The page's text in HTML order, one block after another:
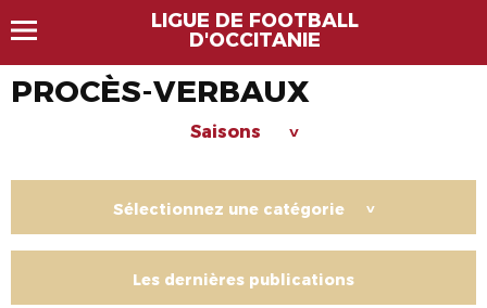
LIGUE DE FOOTBALL
D'OCCITANIE
PROCÈS-VERBAUX
Saisons >
Sélectionnez une catégorie >
Les dernières publications